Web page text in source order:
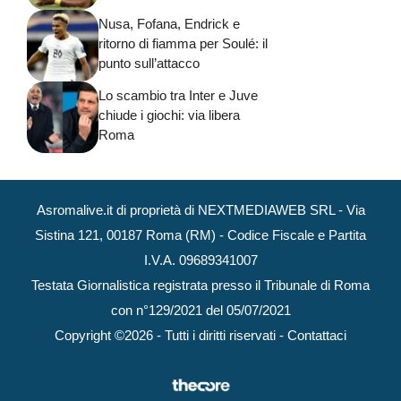
Nusa, Fofana, Endrick e
ritorno di fiamma per Soulé: il
punto sull’attacco
Lo scambio tra Inter e Juve
chiude i giochi: via libera
Roma
Asromalive.it di proprietà di NEXTMEDIAWEB SRL - Via
Sistina 121, 00187 Roma (RM) - Codice Fiscale e Partita
I.V.A. 09689341007
Testata Giornalistica registrata presso il Tribunale di Roma
con n°129/2021 del 05/07/2021
Copyright ©2026 - Tutti i diritti riservati - Contattaci